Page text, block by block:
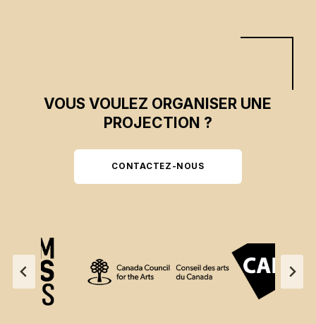
VOUS VOULEZ ORGANISER UNE
PROJECTION ?
CONTACTEZ-NOUS